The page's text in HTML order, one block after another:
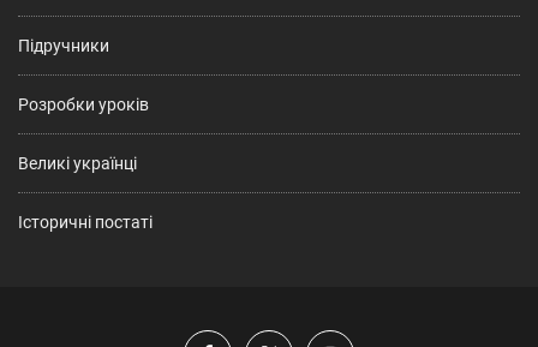
Підручники
Розробки уроків
Великі українці
Історичні постаті